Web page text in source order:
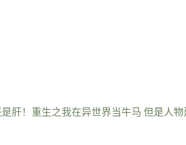
肝！重生之我在异世界当牛马 但是人